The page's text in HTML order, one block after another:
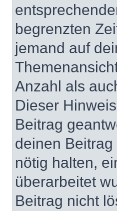
begrenzten
jemand auf
Anzahl als
Dieser
Beitrag
deinen
nötig halten,
überarbeitet
Beitrag nicht